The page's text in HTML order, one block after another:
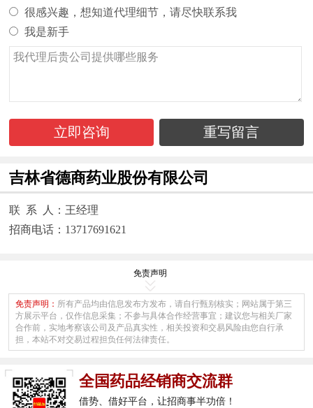
很感兴趣，想知道代理细节，请尽快联系我
我是新手
立即咨询 重写留言
吉林省德商药业股份有限公司
联 系 人：王经理
招商电话：13717691621
免责声明
免责声明： 所有产品均由信息发布方发布，请自行甄别核实；网站属于第三
方展示平台，仅作信息采集；不参与具体合作经营事宜；建议您与相关厂家
合作前，实地考察该公司及产品真实性，相关投资和交易风险由您自行承
担，本站不对交易过程担负任何法律责任。
全国药品经销商交流群
借势、借好平台，让招商事半功倍！